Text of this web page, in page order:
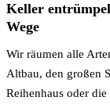
Keller
Wege
Wir räumen alle
Altbau, den großen
Reihenhaus oder